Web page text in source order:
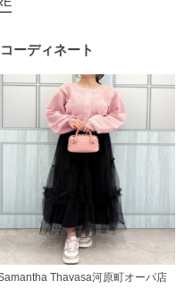
コーディネート
Thavasa河原町オーパ店